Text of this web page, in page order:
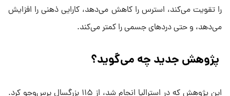
را تقویت می‌کند، استرس را کاهش می‌دهد، کارایی ذهنی را افزایش
می‌دهد، و حتی دردهای جسمی را کمتر می‌کند.
پژوهش جدید چه می‌گوید؟
این پژوهش که در استرالیا انجام شد، از ۱۱۵ بزرگسال پرس‌وجو کرد.